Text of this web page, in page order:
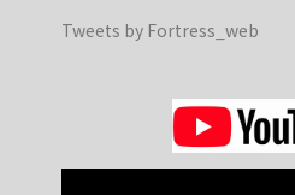
Tweets by Fortress_web